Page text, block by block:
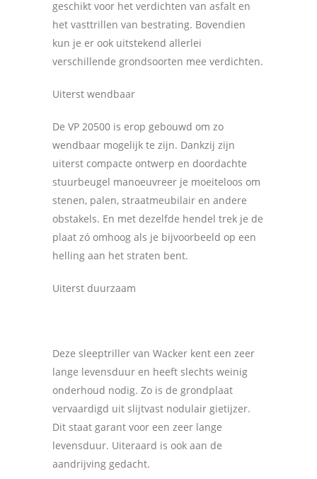
geschikt voor het verdichten van asfalt en
het vasttrillen van bestrating. Bovendien
kun je er ook uitstekend allerlei
verschillende grondsoorten mee verdichten.
Uiterst wendbaar
De VP 20500 is erop gebouwd om zo
wendbaar mogelijk te zijn. Dankzij zijn
uiterst compacte ontwerp en doordachte
stuurbeugel manoeuvreer je moeiteloos om
stenen, palen, straatmeubilair en andere
obstakels. En met dezelfde hendel trek je de
plaat zó omhoog als je bijvoorbeeld op een
helling aan het straten bent.
Uiterst duurzaam
Deze sleeptriller van Wacker kent een zeer
lange levensduur en heeft slechts weinig
onderhoud nodig. Zo is de grondplaat
vervaardigd uit slijtvast nodulair gietijzer.
Dit staat garant voor een zeer lange
levensduur. Uiteraard is ook aan de
aandrijving gedacht.